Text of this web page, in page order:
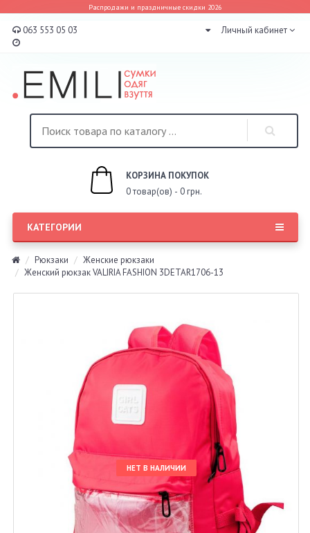
Распродажи и праздничные скидки 2026
063 553 05 03 Личный кабинет
КОРЗИНА ПОКУПОК
0 товар(ов) - 0 грн.
КАТЕГОРИИ
Рюкзаки
Женские рюкзаки
Женский рюкзак VALIRIA FASHION 3DETAR1706-13
НЕТ В НАЛИЧИИ